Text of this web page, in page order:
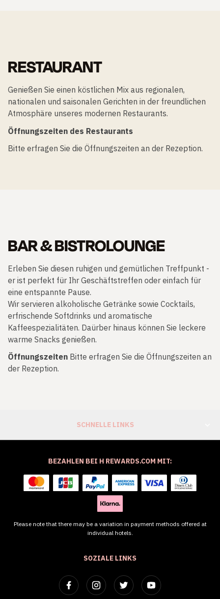
RESTAURANT
Genießen Sie einen köstlichen Mix aus regionalen,
nationalen und saisonalen Gerichten in der freundlichen
Atmosphäre unseres modernen Restaurants.
Öffnungszeiten des Restaurants
Bitte erfragen Sie die Öffnungszeiten an der Rezeption.
BAR & BISTROLOUNGE
Erleben Sie diesen ruhigen und gemütlichen Treffpunkt -
er ist perfekt für Ihr Geschäftstreffen oder einfach für
eine entspannte Pause.
Wir servieren alkoholische Getränke sowie Cocktails,
erfrischende Softdrinks und aromatische
Kaffeespezialitäten. Daürber hinaus können Sie leckere
warme Snacks genießen.
Öffnungszeiten Bitte erfragen Sie die Öffnungszeiten an
der Rezeption.
SCHNELLE LINKS
SOZIALE LINKS
BEZAHLEN BEI H REWARDS.COM MIT:
Please note that there may be a variation in payment methods offered at
individual hotels.